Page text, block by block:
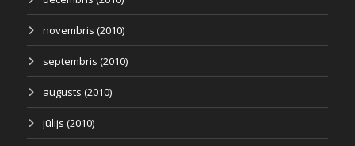
novembris (2010)
septembris (2010)
augusts (2010)
jūlijs (2010)